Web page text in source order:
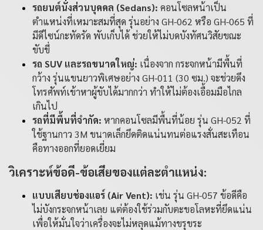
รถยนต์นั่งส่วนบุคคล (Sedans): คอนโซลหน้าเป็น
ตำแหน่งที่เหมาะสมที่สุด รุ่นอย่าง GH-062 หรือ GH-065 ที่
มีดีไซน์กะทัดรัด พับเก็บได้ ช่วยให้ไม่บดบังทัศนวิสัยขณะ
ขับขี่
รถ SUV และรถขนาดใหญ่: เนื่องจาก กระจกหน้ามีพื้นที่
กว้าง รุ่นแขนยาวพิเศษอย่าง GH-011 (30 ซม.) จะช่วยดึง
โทรศัพท์เข้าหาผู้ขับได้มากกว่า ทำให้ไม่ต้องเอื้อมมือไกล
เกินไป
รถที่มีพื้นที่จำกัด: หากคอนโซลมีพื้นที่น้อย รุ่น GH-052 ที่
ใช้ฐานกาว 3M ขนาดเล็กยึดติดแน่นทนต่อแรงสั่นสะเทือน
คือทางออกที่ยอดเยี่ยม
วิเคราะห์ข้อดี-ข้อเสียของแต่ละตำแหน่ง:
แบบเสียบช่องแอร์ (Air Vent): เช่น รุ่น GH-057 ข้อดีคือ
ไม่บังกระจกหน้าเลย แต่ต้องใช้ร่วมกับตะขอโลหะที่ยึดแน่น
เพื่อให้มั่นใจว่าเครื่องจะไม่หลุดแม้ทางขรุขระ